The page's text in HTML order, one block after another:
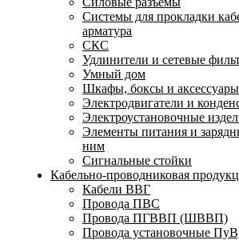
Системы для прокладки
арматура
СКС
Удлинители и сетевые
Умный дом
Шкафы, боксы и аксессуары
Электродвигатели и
Электроустановочные
Элементы питания и
ним
Сигнальные стойки
Кабельно-проводниковая
Кабели ВВГ
Провода ПВС
Провода ПГВВП (ШВВП)
Провода установочные